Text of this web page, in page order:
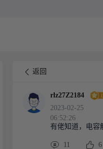
返回
rlz27Z2184
2023-02-25
06:52:26
有佬知道，电
11 6